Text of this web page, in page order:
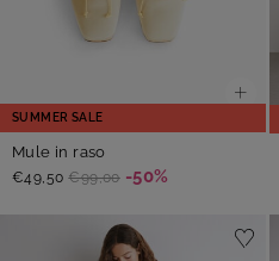
SUMMER SALE
Mule in raso
€49,50 €99,00 -50%